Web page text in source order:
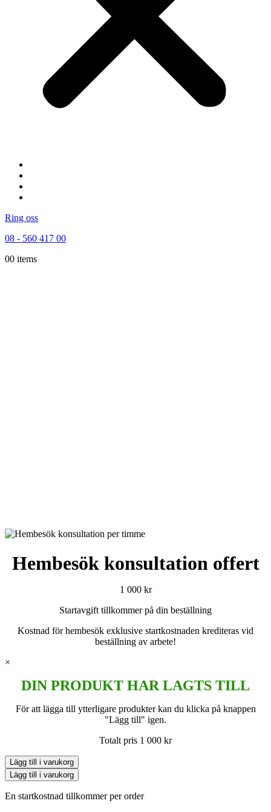
Ring oss
08 - 560 417 00
00 items
Hembesök konsultation offert
1 000 kr
Startavgift tillkommer på din beställning
Kostnad för hembesök exklusive startkostnaden krediteras vid
beställning av arbete!
×
DIN PRODUKT HAR LAGTS TILL
För att lägga till ytterligare produkter kan du klicka på knappen
"Lägg till" igen.
Totalt pris 1 000 kr
Lägg till i varukorg
Lägg till i varukorg
En startkostnad tillkommer per order